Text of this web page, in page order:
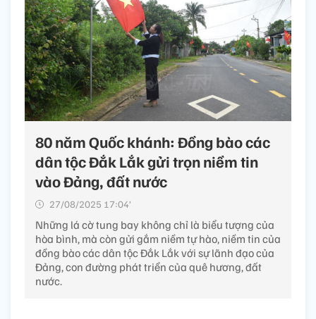
80 năm Quốc khánh: Đồng bào các
dân tộc Đắk Lắk gửi trọn niềm tin
vào Đảng, đất nước
27/08/2025 17:04’
Những lá cờ tung bay không chỉ là biểu tượng của
hòa bình, mà còn gửi gắm niềm tự hào, niềm tin của
đồng bào các dân tộc Đắk Lắk với sự lãnh đạo của
Đảng, con đường phát triển của quê hương, đất
nước.